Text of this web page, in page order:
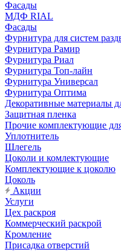
Фасады
МДФ RIAL
Фасады
Фурнитура для систем
Фурнитура Рамир
Фурнитура Риал
Фурнитура Топ-лайн
Фурнитура Универсал
Фурнитура Оптима
Декоративные материалы
Защитная пленка
Прочие комплектующие
Уплотнитель
Шлегель
Цоколи и комлектующие
Комплектующие к цоколю
Цоколь
Акции
Услуги
Цех раскроя
Коммерческий раскрой
Кромление
Присадка отверстий